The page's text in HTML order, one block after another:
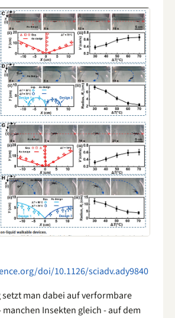
doi/10.1126/sciadv.ady9840
man dabei auf verformbare
Insekten gleich - auf dem